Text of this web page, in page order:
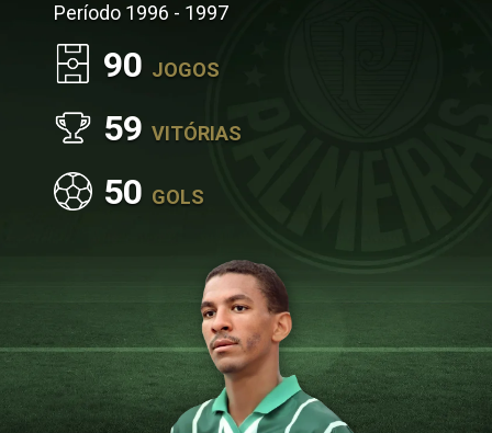
Período 1996 - 1997
90 JOGOS
59VITÓRIAS
50 GOLS